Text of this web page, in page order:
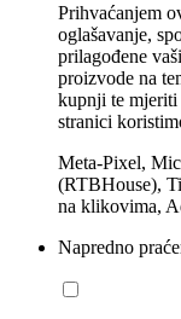
Prihvaćanjem
oglašavanje,
prilagođene
proizvode na
kupnji te mjeriti
stranici
Meta-Pixel,
(RTBHouse),
na klikovima,
Napredno